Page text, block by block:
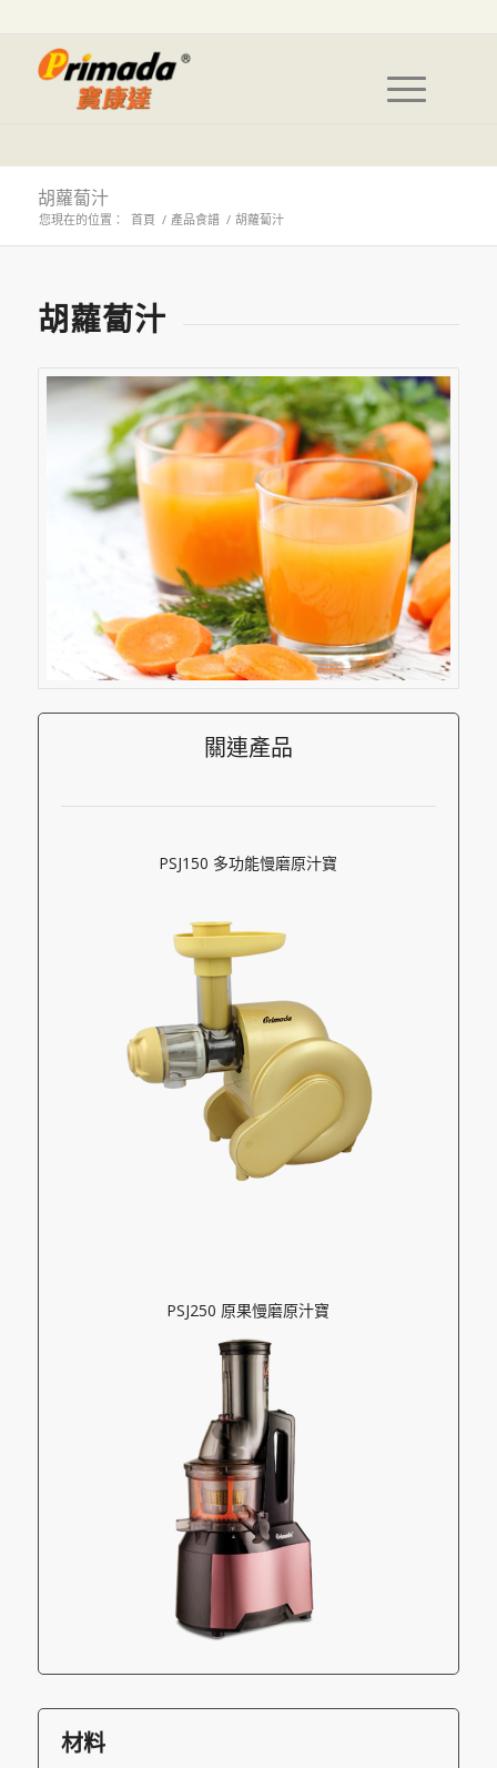
胡蘿蔔汁
您現在的位置： 首頁 / 產品食譜 / 胡蘿蔔汁
胡蘿蔔汁
關連產品
PSJ150 多功能慢磨原汁寶
PSJ250 原果慢磨原汁寶
材料